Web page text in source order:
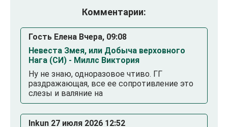
Комментарии:
Гость Елена Вчера, 09:08
Невеста Змея, или Добыча верховного
Нага (СИ) - Миллс Виктория
Ну не знаю, одноразовое чтиво. ГГ
раздражающая, все ее сопротивление это
слезы и валяние на
Inkun 27 июля 2026 12:52